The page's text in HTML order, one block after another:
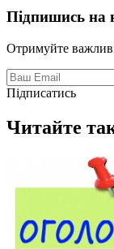
Підпишись на
Отримуйте
Підписатись
Читайте